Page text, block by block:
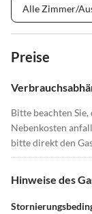
Alle Zimmer/
Preise
Bitte beachten
Nebenkosten
bitte direkt den
Hinweise des